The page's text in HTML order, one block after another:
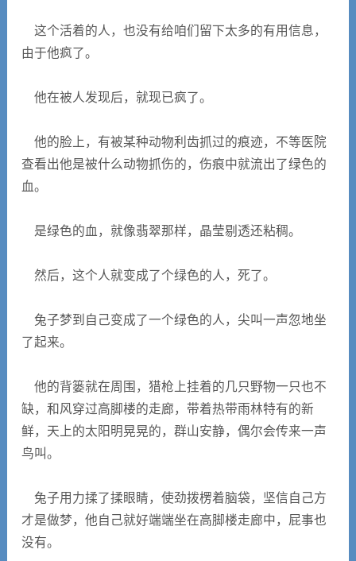
这个活着的人，也没有给咱们留下太多的有用信息，
由于他疯了。
他在被人发现后，就现已疯了。
他的脸上，有被某种动物利齿抓过的痕迹，不等医院
查看出他是被什么动物抓伤的，伤痕中就流出了绿色的
血。
是绿色的血，就像翡翠那样，晶莹剔透还粘稠。
然后，这个人就变成了个绿色的人，死了。
兔子梦到自己变成了一个绿色的人，尖叫一声忽地坐
了起来。
他的背篓就在周围，猎枪上挂着的几只野物一只也不
缺，和风穿过高脚楼的走廊，带着热带雨林特有的新
鲜，天上的太阳明晃晃的，群山安静，偶尔会传来一声
鸟叫。
兔子用力揉了揉眼睛，使劲拨楞着脑袋，坚信自己方
才是做梦，他自己就好端端坐在高脚楼走廊中，屁事也
没有。